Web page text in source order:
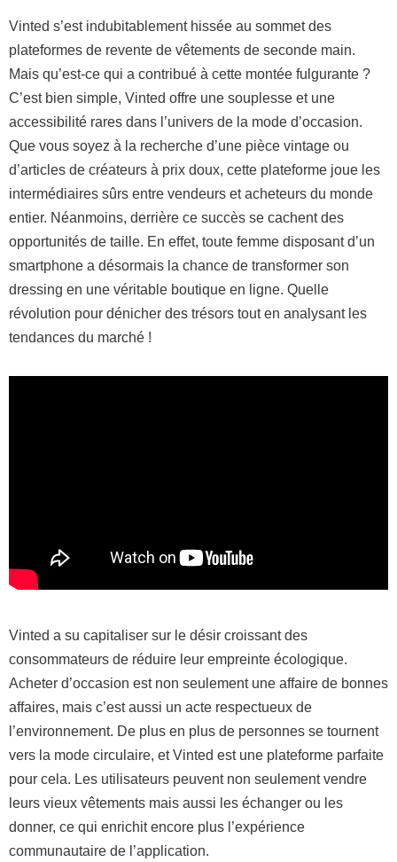
Vinted s’est indubitablement hissée au sommet des
plateformes de revente de vêtements de seconde main.
Mais qu’est-ce qui a contribué à cette montée fulgurante ?
C’est bien simple, Vinted offre une souplesse et une
accessibilité rares dans l’univers de la mode d’occasion.
Que vous soyez à la recherche d’une pièce vintage ou
d’articles de créateurs à prix doux, cette plateforme joue les
intermédiaires sûrs entre vendeurs et acheteurs du monde
entier. Néanmoins, derrière ce succès se cachent des
opportunités de taille. En effet, toute femme disposant d’un
smartphone a désormais la chance de transformer son
dressing en une véritable boutique en ligne. Quelle
révolution pour dénicher des trésors tout en analysant les
tendances du marché !
Vinted a su capitaliser sur le désir croissant des
consommateurs de réduire leur empreinte écologique.
Acheter d’occasion est non seulement une affaire de bonnes
affaires, mais c’est aussi un acte respectueux de
l’environnement. De plus en plus de personnes se tournent
vers la mode circulaire, et Vinted est une plateforme parfaite
pour cela. Les utilisateurs peuvent non seulement vendre
leurs vieux vêtements mais aussi les échanger ou les
donner, ce qui enrichit encore plus l’expérience
communautaire de l’application.